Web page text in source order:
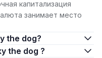
капитализация
занимает место
the dog?
the dog ?